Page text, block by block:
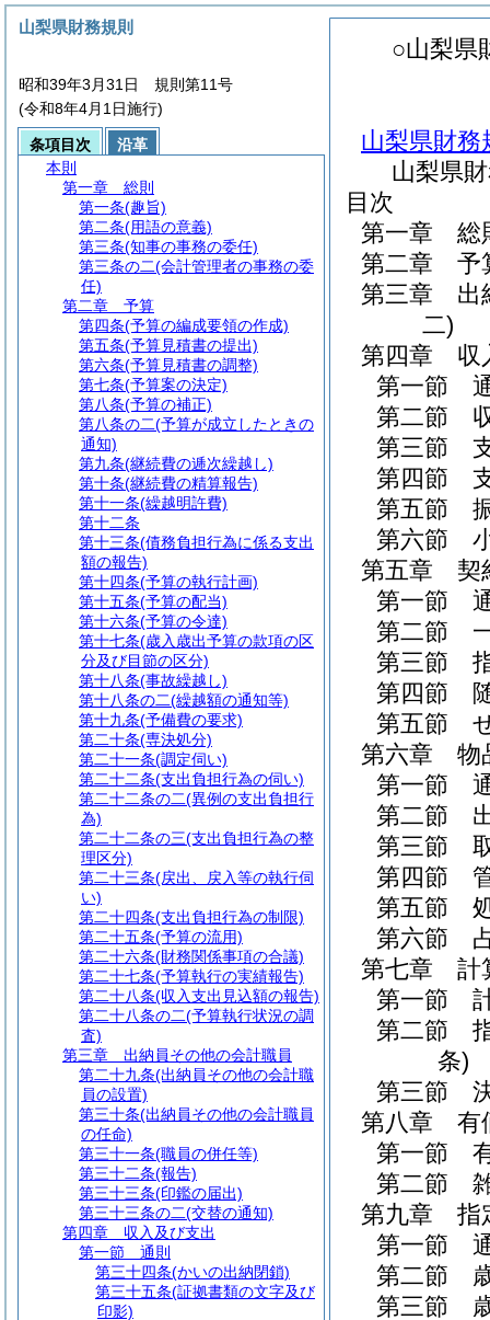
○山梨県
山梨県財務
山梨県
目次
第一章
総
第二章
予
第三章
出
二)
第四章
収
第一節
第二節
第三節
第四節
第五節
第六節
第五章
契
第一節
第二節
第三節
第四節
第五節
第六章
物
第一節
第二節
第三節
第四節
第五節
第六節
第七章
計
第一節
第二節
条)
第三節
第八章
有
第一節
第二節
第九章
指
第一節
第二節
第三節
山梨県財務規則
昭和39年3月31日 規則第11号
(令和8年4月1日施行)
条項目次
沿革
本則
第一章
総則
第一条(趣旨)
第二条(用語の意義)
第三条(知事の事務の委任)
第三条の二(会計管理者の事務の委
任)
第二章
予算
第四条(予算の編成要領の作成)
第五条(予算見積書の提出)
第六条(予算見積書の調整)
第七条(予算案の決定)
第八条(予算の補正)
第八条の二(予算が成立したときの
通知)
第九条(継続費の逓次繰越し)
第十条(継続費の精算報告)
第十一条(繰越明許費)
第十二条
第十三条(債務負担行為に係る支出
額の報告)
第十四条(予算の執行計画)
第十五条(予算の配当)
第十六条(予算の令達)
第十七条(歳入歳出予算の款項の区
分及び目節の区分)
第十八条(事故繰越し)
第十八条の二(繰越額の通知等)
第十九条(予備費の要求)
第二十条(専決処分)
第二十一条(調定伺い)
第二十二条(支出負担行為の伺い)
第二十二条の二(異例の支出負担行
為)
第二十二条の三(支出負担行為の整
理区分)
第二十三条(戻出、戻入等の執行伺
い)
第二十四条(支出負担行為の制限)
第二十五条(予算の流用)
第二十六条(財務関係事項の合議)
第二十七条(予算執行の実績報告)
第二十八条(収入支出見込額の報告)
第二十八条の二(予算執行状況の調
査)
第三章
出納員その他の会計職員
第二十九条(出納員その他の会計職
員の設置)
第三十条(出納員その他の会計職員
の任命)
第三十一条(職員の併任等)
第三十二条(報告)
第三十三条(印鑑の届出)
第三十三条の二(交替の通知)
第四章
収入及び支出
第一節
通則
第三十四条(かいの出納閉鎖)
第三十五条(証拠書類の文字及び
印影)